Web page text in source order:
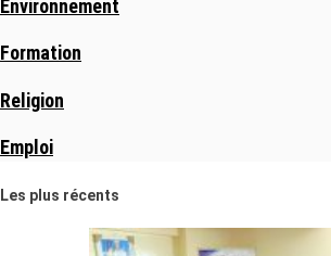
Environnement
Formation
Religion
Emploi
Les plus récents